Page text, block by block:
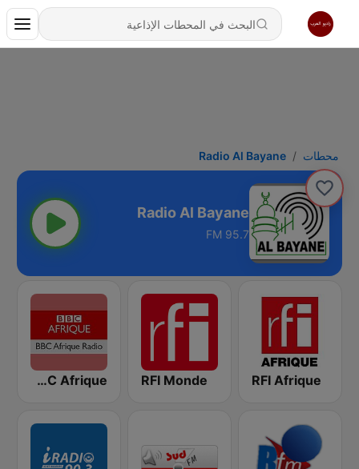
محطات Radio Al Bayane
Radio Al Bayane
95.7 FM
RFI Afrique
RFI Monde
BBC Afrique